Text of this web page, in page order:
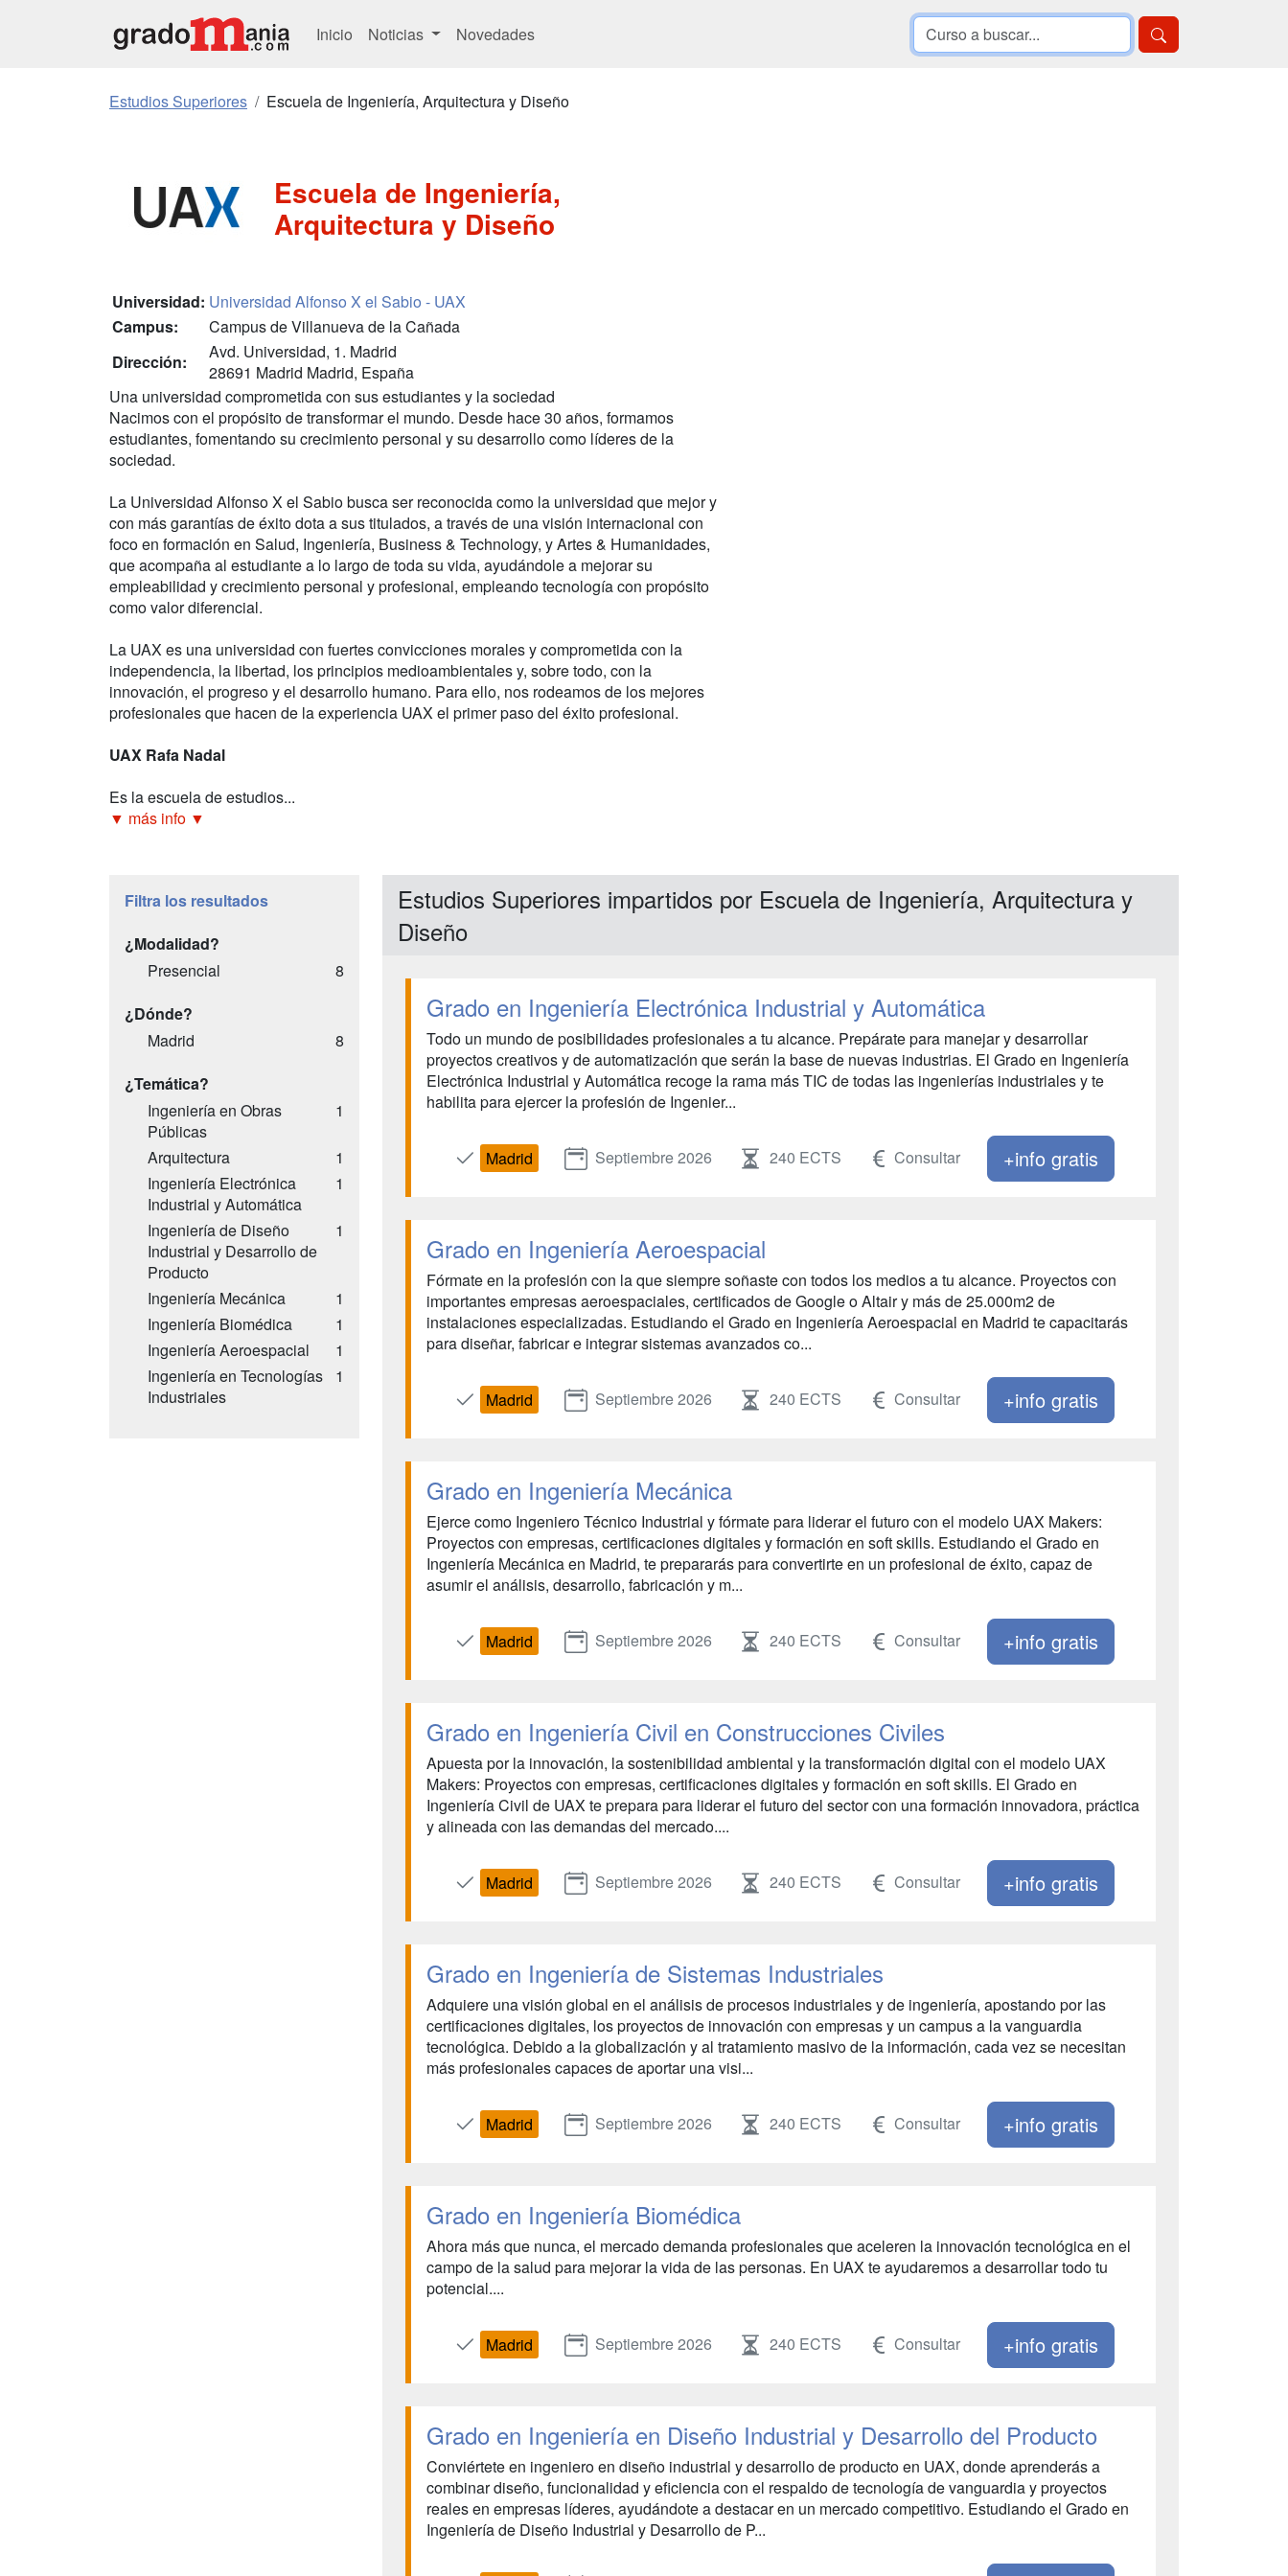
Inicio Noticias Novedades
Estudios Superiores Escuela de Ingeniería, Arquitectura y Diseño
Escuela de Ingeniería,
Arquitectura y Diseño
Universidad: Universidad Alfonso X el Sabio - UAX
Campus:
Campus de Villanueva de la Cañada
Dirección:
Avd. Universidad, 1. Madrid
28691 Madrid Madrid, España
Una universidad comprometida con sus estudiantes y la sociedad
Nacimos con el propósito de transformar el mundo. Desde hace 30 años, formamos
estudiantes, fomentando su crecimiento personal y su desarrollo como líderes de la
sociedad.
La Universidad Alfonso X el Sabio busca ser reconocida como la universidad que mejor y
con más garantías de éxito dota a sus titulados, a través de una visión internacional con
foco en formación en Salud, Ingeniería, Business & Technology, y Artes & Humanidades,
que acompaña al estudiante a lo largo de toda su vida, ayudándole a mejorar su
empleabilidad y crecimiento personal y profesional, empleando tecnología con propósito
como valor diferencial.
La UAX es una universidad con fuertes convicciones morales y comprometida con la
independencia, la libertad, los principios medioambientales y, sobre todo, con la
innovación, el progreso y el desarrollo humano. Para ello, nos rodeamos de los mejores
profesionales que hacen de la experiencia UAX el primer paso del éxito profesional.
UAX Rafa Nadal
Es la escuela de estudios...
▼ más info ▼
Filtra los resultados
¿Modalidad?
Presencial
8
¿Dónde?
Madrid
8
¿Temática?
Ingeniería en Obras
Públicas
1
Arquitectura
1
Ingeniería Electrónica
Industrial y Automática
1
Ingeniería de Diseño
Industrial y Desarrollo de
Producto
1
Ingeniería Mecánica
1
Ingeniería Biomédica
1
Ingeniería Aeroespacial
1
Ingeniería en Tecnologías
Industriales
1
Estudios Superiores impartidos por Escuela de Ingeniería, Arquitectura y
Diseño
Grado en Ingeniería Electrónica Industrial y Automática
Todo un mundo de posibilidades profesionales a tu alcance. Prepárate para manejar y desarrollar
proyectos creativos y de automatización que serán la base de nuevas industrias. El Grado en Ingeniería
Electrónica Industrial y Automática recoge la rama más TIC de todas las ingenierías industriales y te
habilita para ejercer la profesión de Ingenier...
Madrid Septiembre 2026 240 ECTS Consultar +info gratis
Grado en Ingeniería Aeroespacial
Fórmate en la profesión con la que siempre soñaste con todos los medios a tu alcance. Proyectos con
importantes empresas aeroespaciales, certificados de Google o Altair y más de 25.000m2 de
instalaciones especializadas. Estudiando el Grado en Ingeniería Aeroespacial en Madrid te capacitarás
para diseñar, fabricar e integrar sistemas avanzados co...
Madrid Septiembre 2026 240 ECTS Consultar +info gratis
Grado en Ingeniería Mecánica
Ejerce como Ingeniero Técnico Industrial y fórmate para liderar el futuro con el modelo UAX Makers:
Proyectos con empresas, certificaciones digitales y formación en soft skills. Estudiando el Grado en
Ingeniería Mecánica en Madrid, te prepararás para convertirte en un profesional de éxito, capaz de
asumir el análisis, desarrollo, fabricación y m...
Madrid Septiembre 2026 240 ECTS Consultar +info gratis
Grado en Ingeniería Civil en Construcciones Civiles
Apuesta por la innovación, la sostenibilidad ambiental y la transformación digital con el modelo UAX
Makers: Proyectos con empresas, certificaciones digitales y formación en soft skills. El Grado en
Ingeniería Civil de UAX te prepara para liderar el futuro del sector con una formación innovadora, práctica
y alineada con las demandas del mercado....
Madrid Septiembre 2026 240 ECTS Consultar +info gratis
Grado en Ingeniería de Sistemas Industriales
Adquiere una visión global en el análisis de procesos industriales y de ingeniería, apostando por las
certificaciones digitales, los proyectos de innovación con empresas y un campus a la vanguardia
tecnológica. Debido a la globalización y al tratamiento masivo de la información, cada vez se necesitan
más profesionales capaces de aportar una visi...
Madrid Septiembre 2026 240 ECTS Consultar +info gratis
Grado en Ingeniería Biomédica
Ahora más que nunca, el mercado demanda profesionales que aceleren la innovación tecnológica en el
campo de la salud para mejorar la vida de las personas. En UAX te ayudaremos a desarrollar todo tu
potencial....
Madrid Septiembre 2026 240 ECTS Consultar +info gratis
Grado en Ingeniería en Diseño Industrial y Desarrollo del Producto
Conviértete en ingeniero en diseño industrial y desarrollo de producto en UAX, donde aprenderás a
combinar diseño, funcionalidad y eficiencia con el respaldo de tecnología de vanguardia y proyectos
reales en empresas líderes, ayudándote a destacar en un mercado competitivo. Estudiando el Grado en
Ingeniería de Diseño Industrial y Desarrollo de P...